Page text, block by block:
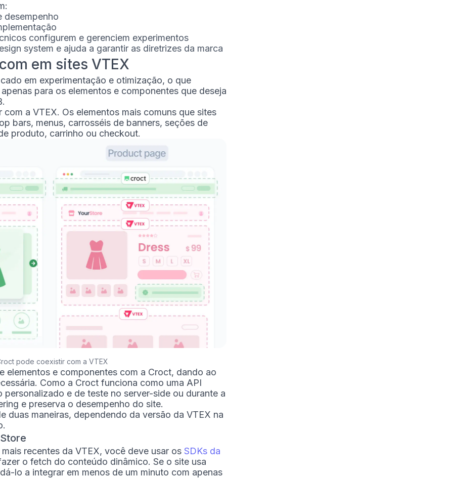
desempenho
configurem e gerenciem experimentos
system e ajuda a garantir as diretrizes da marca
em sites VTEX
em experimentação e otimização, o que
para os elementos e componentes que deseja
a VTEX. Os elementos mais comuns que sites
bars, menus, carrosséis de banners, seções de
produto, carrinho ou checkout.
pode coexistir com a VTEX
elementos e componentes com a Croct, dando ao
Como a Croct funciona como uma API
e de teste no server-side ou durante a
e preserva o desempenho do site.
duas maneiras, dependendo da versão da VTEX na
recentes da VTEX, você deve usar os SDKs da
o fetch do conteúdo dinâmico. Se o site usa
lo a integrar em menos de um minuto com apenas